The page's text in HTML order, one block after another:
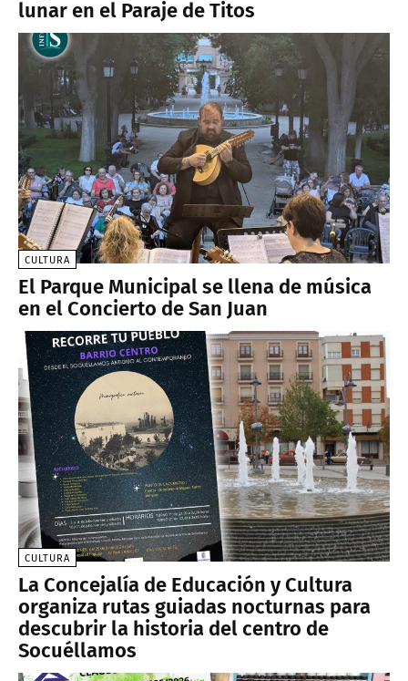
lunar en el Paraje de Titos
CULTURA
El Parque Municipal se llena de música
en el Concierto de San Juan
CULTURA
La Concejalía de Educación y Cultura
organiza rutas guiadas nocturnas para
descubrir la historia del centro de
Socuéllamos